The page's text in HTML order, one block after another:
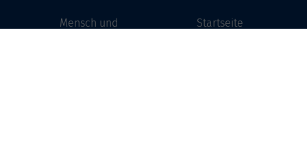
Mensch und
Startseite